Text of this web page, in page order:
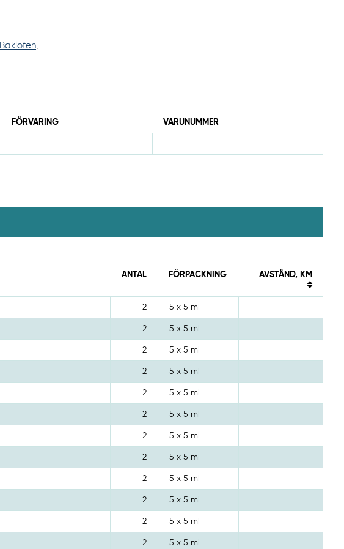
Baklofen,
FÖRVARING VARUNUMMER
ANTAL FÖRPACKNING AVSTÅND, KM
2 5 x 5 ml
2 5 x 5 ml
2 5 x 5 ml
2 5 x 5 ml
2 5 x 5 ml
2 5 x 5 ml
2 5 x 5 ml
2 5 x 5 ml
2 5 x 5 ml
2 5 x 5 ml
2 5 x 5 ml
2 5 x 5 ml